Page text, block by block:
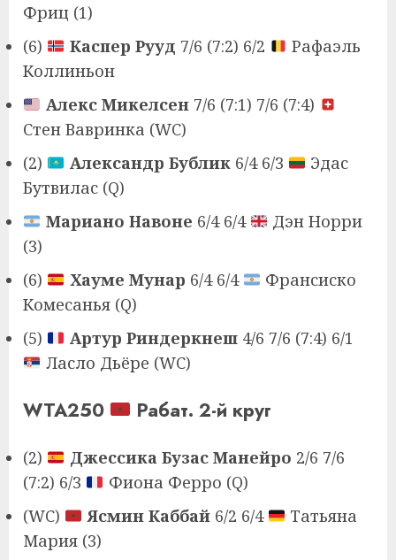
Фриц (1)
(6)
Каспер Рууд 7/6 (7:2) 6/2
Рафаэль
Коллиньон
Алекс Микелсен7/6 (7:1) 7/6 (7:4)
Стен Вавринка (WC)
(2)
Александр Бублик6/4 6/3
Эдас
Бутвилас (Q)
Мариано Навоне 6/4 6/4
Дэн Норри
(3)
(6)
Хауме Мунар 6/4 6/4
Франсиско
Комесанья (Q)
(5)
Артур Риндеркнеш4/6 7/6 (7:4) 6/1
Ласло Дьёре (WC)
WTA250 Рабат. 2-й круг
(2) Джессика Бузас Манейро 2/6 7/6
(7:2) 6/3
Фиона Ферро (Q)
(WC)
Ясмин Каббай6/2 6/4
Татьяна
Мария (3)